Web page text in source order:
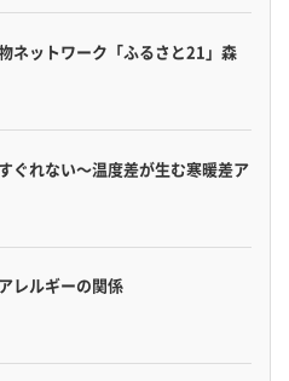
ネットワーク「ふるさと21」森
ぐれない〜温度差が生む寒暖差ア
レルギーの関係